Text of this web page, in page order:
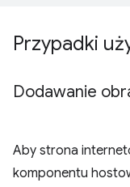
Przypadki
Dodawanie
Aby strona
komponentu